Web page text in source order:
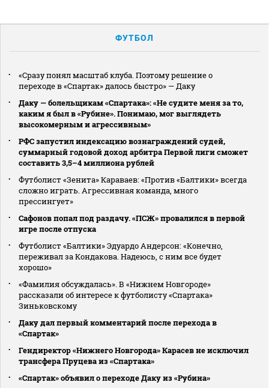
ФУТБОЛ
«Сразу понял масштаб клуба. Поэтому решение о
переходе в «Спартак» далось быстро» — Даку
Даку — болельщикам «Спартака»: «Не судите меня за то,
каким я был в «Рубине». Понимаю, мог выглядеть
высокомерным и агрессивным»
РФС запустил индексацию вознаграждений судей,
суммарный годовой доход арбитра Первой лиги сможет
составить 3,5–4 миллиона рублей
Футболист «Зенита» Караваев: «Против «Балтики» всегда
сложно играть. Агрессивная команда, много
прессингует»
Сафонов попал под раздачу. «ПСЖ» провалился в первой
игре после отпуска
Футболист «Балтики» Эдуардо Андерсон: «Конечно,
переживал за Кондакова. Надеюсь, с ним все будет
хорошо»
«Фамилия обсуждалась». В «Нижнем Новгороде»
рассказали об интересе к футболисту «Спартака»
Зиньковскому
Даку дал первый комментарий после перехода в
«Спартак»
Гендиректор «Нижнего Новгорода» Карасев не исключил
трансфера Пруцева из «Спартака»
«Спартак» объявил о переходе Даку из «Рубина»